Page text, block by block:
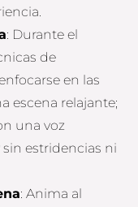
: Durante el
de
en las
escena relajante;
una voz
estridencias ni
: Anima al